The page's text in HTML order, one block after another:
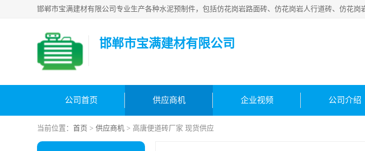
邯郸市宝满建材有限公司
公司首页 供应商机 企业视频 公司介绍
当前位置： 首页 > 供应商机 > 高唐便道砖厂家 现货供应